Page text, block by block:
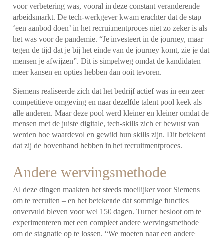
voor verbetering was, vooral in deze constant veranderende
arbeidsmarkt. De tech-werkgever kwam erachter dat de stap
‘een aanbod doen’ in het recruitmentproces niet zo zeker is als
het was voor de pandemie. “Je investeert in de journey, maar
tegen de tijd dat je bij het einde van de journey komt, zie je dat
mensen je afwijzen”. Dit is simpelweg omdat de kandidaten
meer kansen en opties hebben dan ooit tevoren.
Siemens realiseerde zich dat het bedrijf actief was in een zeer
competitieve omgeving en naar dezelfde talent pool keek als
alle anderen. Maar deze pool werd kleiner en kleiner omdat de
mensen met de juiste digitale, tech-skills zich er bewust van
werden hoe waardevol en gewild hun skills zijn. Dit betekent
dat zij de bovenhand hebben in het recruitmentproces.
Andere wervingsmethode
Al deze dingen maakten het steeds moeilijker voor Siemens
om te recruiten – en het betekende dat sommige functies
onvervuld bleven voor wel 150 dagen. Turner besloot om te
experimenteren met een compleet andere wervingsmethode
om de stagnatie op te lossen. “We moeten naar een andere